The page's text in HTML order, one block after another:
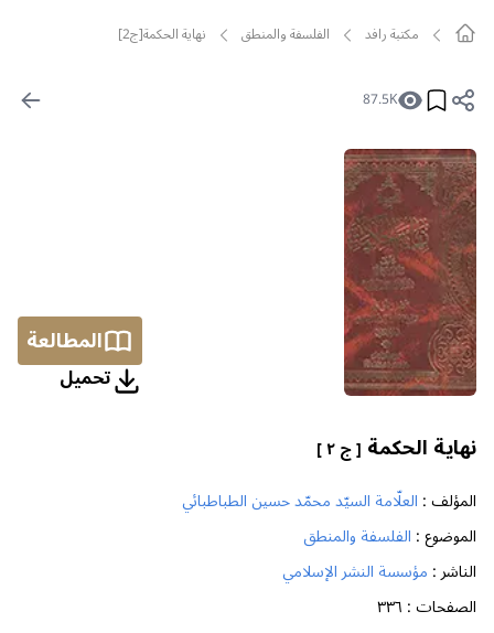
مکتبة رافد الفلسفة والمنطق نهاية الحكمة[ج2]
87.5K
المطالعة
تحمیل
نهاية الحكمة [ ج ٢ ]
المؤلف : العلّامة السيّد محمّد حسين الطباطبائي
الموضوع : الفلسفة والمنطق
الناشر : مؤسسة النشر الإسلامي
الصفحات : ٣٣٦